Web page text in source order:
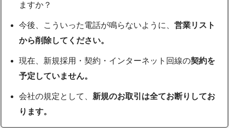
ますか？
今後、こういった電話が鳴らないように、営業リスト
から削除してください。
現在、新規採用・契約・インターネット回線の契約を
予定していません。
会社の規定として、 新規のお取引は全てお断りしてお
ります。